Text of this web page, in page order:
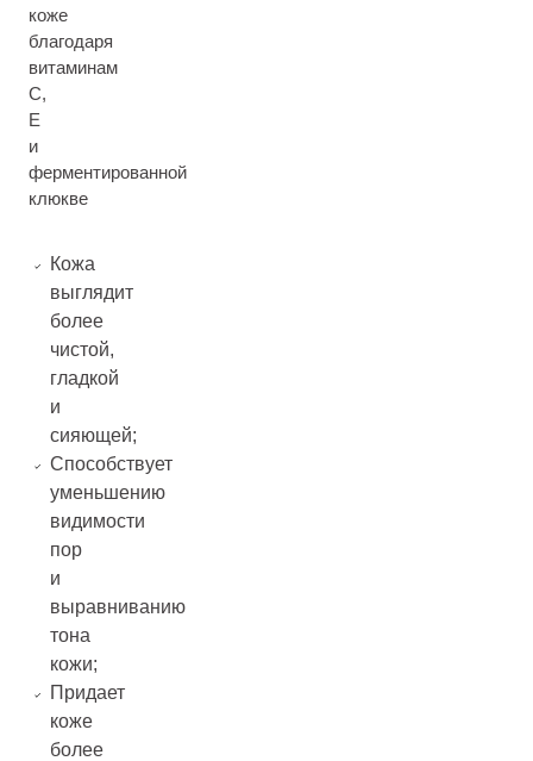
коже
благодаря
витаминам
С,
Е
и
ферментированной
клюкве
Кожа
выглядит
более
чистой,
гладкой
и
сияющей;
Способствует
уменьшению
видимости
пор
и
выравниванию
тона
кожи;
Придает
коже
более